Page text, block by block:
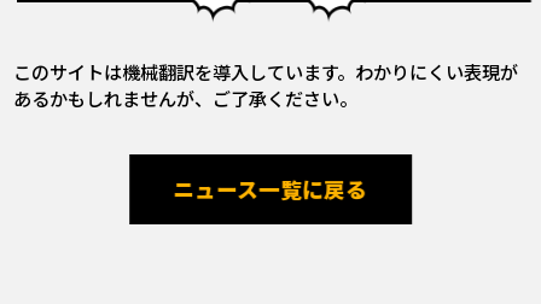
このサイトは機械翻訳を導入しています。わかりにくい表現が
あるかもしれませんが、ご了承ください。
ニュース一覧に戻る